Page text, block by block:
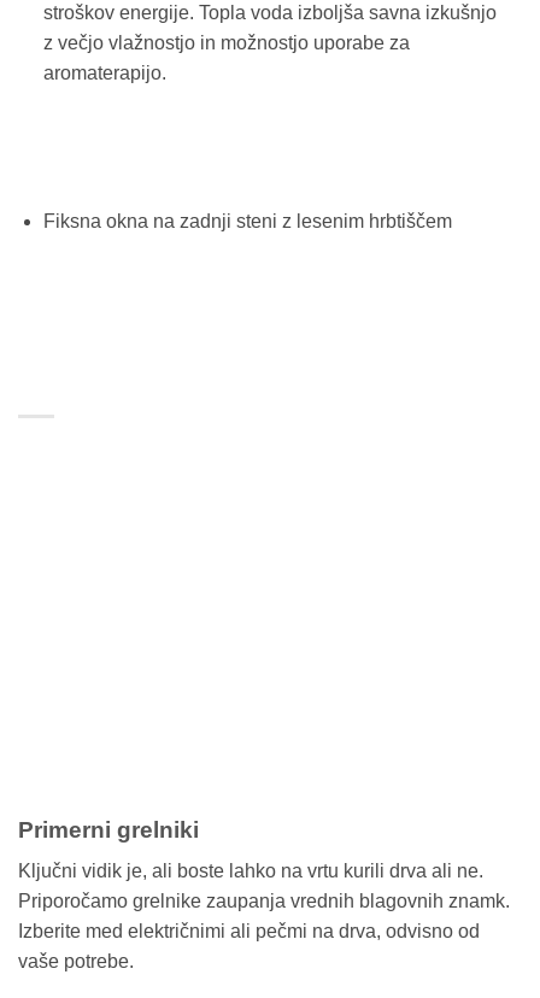
stroškov energije. Topla voda izboljša savna izkušnjo
z večjo vlažnostjo in možnostjo uporabe za
aromaterapijo.
Fiksna okna na zadnji steni z lesenim hrbtiščem
Primerni grelniki
Ključni vidik je, ali boste lahko na vrtu kurili drva ali ne.
Priporočamo grelnike zaupanja vrednih blagovnih znamk.
Izberite med električnimi ali pečmi na drva, odvisno od
vaše potrebe.